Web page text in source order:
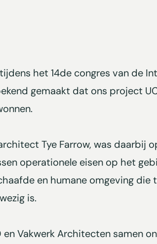
het 14de congres van de
gemaakt dat ons project
Tye Farrow, was daarbij
operationele eisen op het
en humane omgeving
is.
en Vakwerk Architecten samen